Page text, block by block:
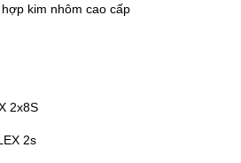
hợp kim nhôm cao cấp
2x8S
2s